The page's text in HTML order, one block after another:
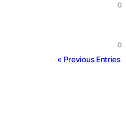
0
0
« Previous Entries